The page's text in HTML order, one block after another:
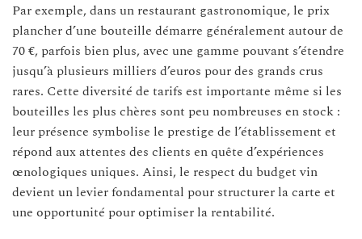
Par exemple, dans un restaurant gastronomique, le prix
plancher d’une bouteille démarre généralement autour de
70 €, parfois bien plus, avec une gamme pouvant s’étendre
jusqu’à plusieurs milliers d’euros pour des grands crus
rares. Cette diversité de tarifs est importante même si les
bouteilles les plus chères sont peu nombreuses en stock :
leur présence symbolise le prestige de l’établissement et
répond aux attentes des clients en quête d’expériences
œnologiques uniques. Ainsi, le respect du budget vin
devient un levier fondamental pour structurer la carte et
une opportunité pour optimiser la rentabilité.